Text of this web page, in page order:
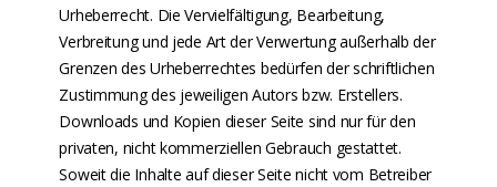
Urheberrecht. Die Vervielfältigung, Bearbeitung,
Verbreitung und jede Art der Verwertung außerhalb der
Grenzen des Urheberrechtes bedürfen der schriftlichen
Zustimmung des jeweiligen Autors bzw. Erstellers.
Downloads und Kopien dieser Seite sind nur für den
privaten, nicht kommerziellen Gebrauch gestattet.
Soweit die Inhalte auf dieser Seite nicht vom Betreiber